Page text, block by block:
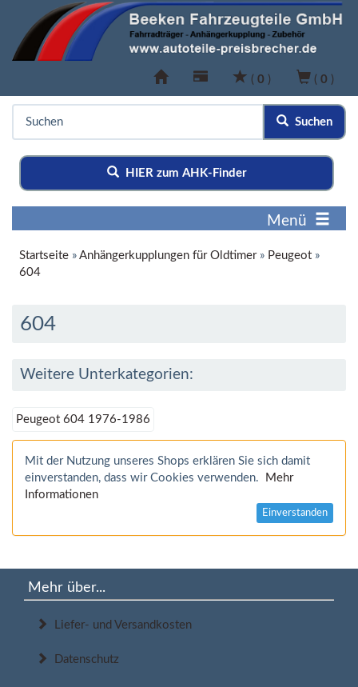
( 0 ) ( 0 )
Suchen
HIER zum AHK-Finder
Menü
Startseite » Anhängerkupplungen für Oldtimer» Peugeot »
604
604
Weitere Unterkategorien:
Peugeot 604 1976-1986
Mit der Nutzung unseres Shops erklären Sie sich damit
einverstanden, dass wir Cookies verwenden.
Mehr
Informationen
Einverstanden
Mehr über...
Liefer- und Versandkosten
Datenschutz